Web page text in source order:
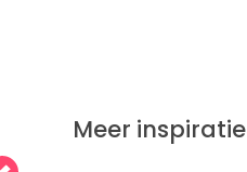
Meer inspiratie